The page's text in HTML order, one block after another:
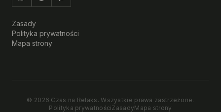
Zasady
Polityka prywatności
Mapa strony
© 2026 Czas na Relaks.Wszystkie prawa zastrzeżone.
Polityka prywatnościZasadyMapa strony